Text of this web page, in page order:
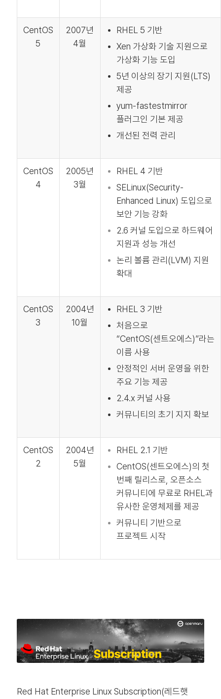
CentOS
5
2007년
4월
RHEL 5 기반
Xen 가상화 기술 지원으로
가상화 기능 도입
5년 이상의 장기 지원(LTS)
제공
yum-fastestmirror
플러그인 기본 제공
개선된 전력 관리
CentOS
4
2005년
3월
RHEL 4 기반
SELinux(Security-
Enhanced Linux) 도입으로
보안 기능 강화
2.6 커널 도입으로 하드웨어
지원과 성능 개선
논리 볼륨 관리(LVM) 지원
확대
CentOS
3
2004년
10월
RHEL 3 기반
처음으로
“CentOS(센트오에스)”라는
이름 사용
안정적인 서버 운영을 위한
주요 기능 제공
2.4.x 커널 사용
커뮤니티의 초기 지지 확보
CentOS
2
2004년
5월
RHEL 2.1 기반
CentOS(센트오에스)의 첫
번째 릴리스로, 오픈소스
커뮤니티에 무료로 RHEL과
유사한 운영체제를 제공
커뮤니티 기반으로
프로젝트 시작
Red Hat Enterprise Linux Subscription(레드햇